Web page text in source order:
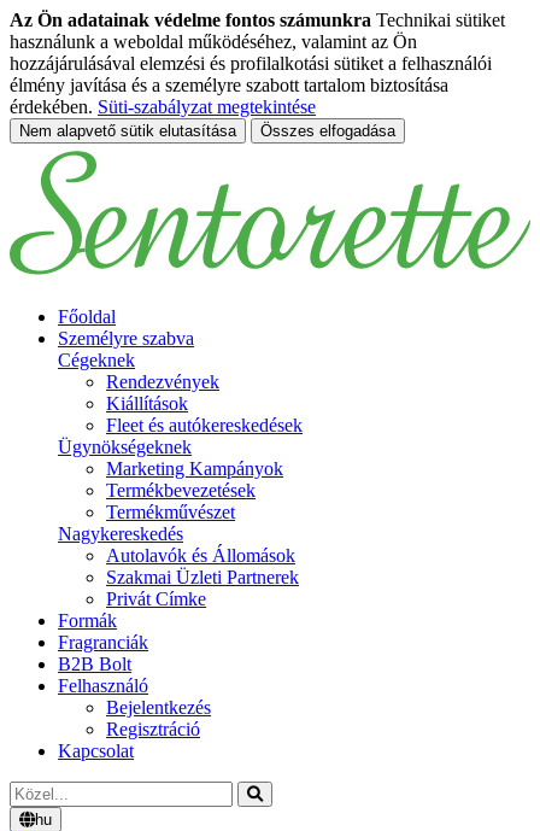
Az Ön adatainak védelme fontos számunkra Technikai sütiket
használunk a weboldal működéséhez, valamint az Ön
hozzájárulásával elemzési és profilalkotási sütiket a felhasználói
élmény javítása és a személyre szabott tartalom biztosítása
érdekében. Süti-szabályzat megtekintése
Nem alapvető sütik elutasítása Összes elfogadása
Ugrás a fő tartalomhoz
Főoldal
Személyre szabva
Cégeknek
Rendezvények
Kiállítások
Fleet és autókereskedések
Ügynökségeknek
Marketing Kampányok
Termékbevezetések
Termékművészet
Nagykereskedés
Autolavók és Állomások
Szakmai Üzleti Partnerek
Privát Címke
Formák
Fragranciák
B2B Bolt
Felhasználó
Bejelentkezés
Regisztráció
Kapcsolat
Cerca
hu